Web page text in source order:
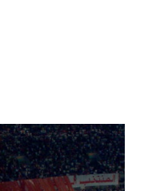
girl Massir mots a